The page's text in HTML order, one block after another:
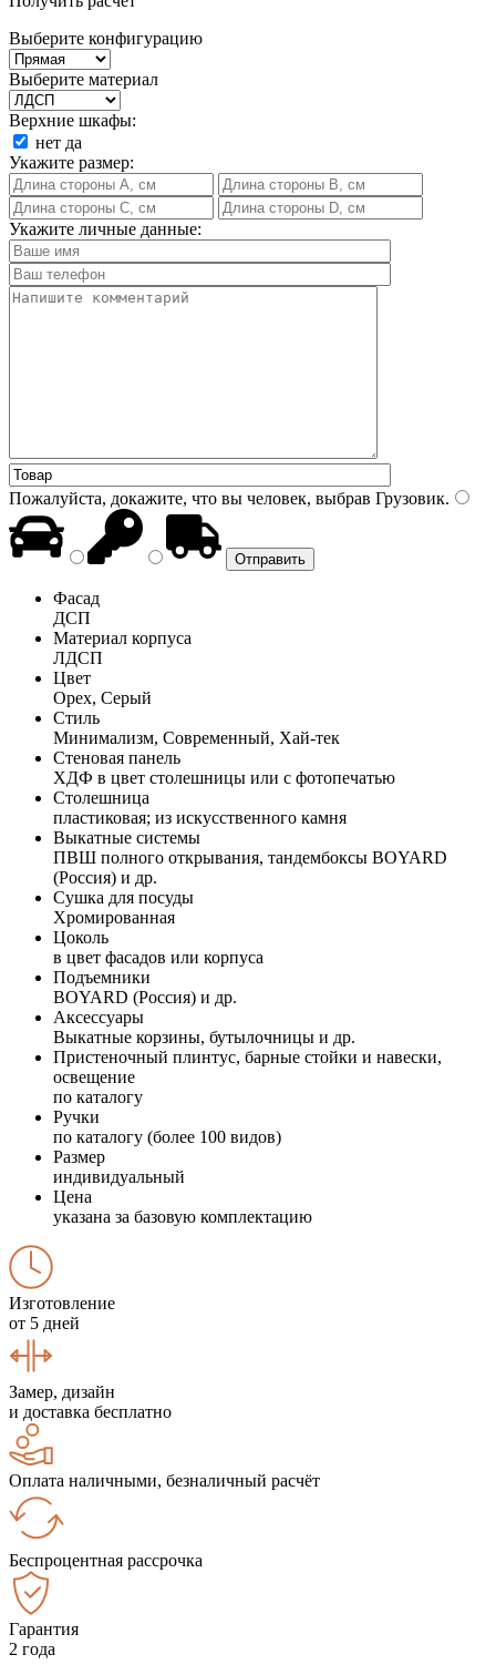
Выберите конфигурацию
Выберите материал
Верхние шкафы:
нет да
Укажите размер:
Укажите личные данные:
Пожалуйста, докажите, что вы человек, выбрав Грузовик.
Фасад
ДСП
Материал корпуса
ЛДСП
Цвет
Орех, Серый
Стиль
Минимализм, Современный, Хай-тек
Стеновая панель
ХДФ в цвет столешницы или с фотопечатью
Столешница
пластиковая; из искусственного камня
Выкатные системы
ПВШ полного открывания, тандембоксы BOYARD
(Россия) и др.
Сушка для посуды
Хромированная
Цоколь
в цвет фасадов или корпуса
Подъемники
BOYARD (Россия) и др.
Аксессуары
Выкатные корзины, бутылочницы и др.
Пристеночный плинтус, барные стойки и навески,
освещение
по каталогу
Ручки
по каталогу (более 100 видов)
Размер
индивидуальный
Цена
указана за базовую комплектацию
Изготовление
от 5 дней
Замер, дизайн
и доставка бесплатно
Оплата наличными, безналичный расчёт
Беспроцентная рассрочка
Гарантия
2 года